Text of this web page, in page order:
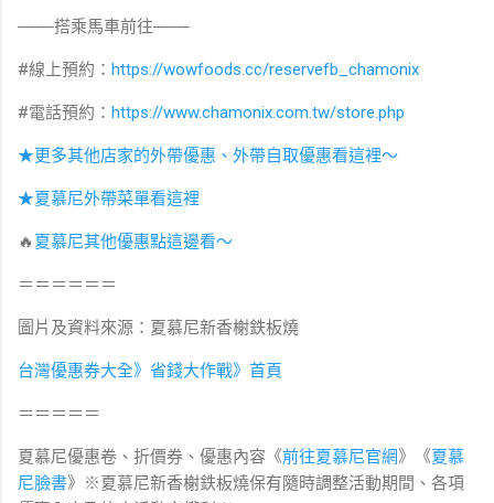
───搭乘馬車前往───
#線上預約： https://wowfoods.cc/reservefb_chamonix
#電話預約： https://www.chamonix.com.tw/store.php
★更多其他店家的外帶優惠、外帶自取優惠看這裡～
★夏慕尼外帶菜單看這裡
🔥夏慕尼其他優惠點這邊看～
＝＝＝＝＝＝
圖片及資料來源：夏慕尼新香榭鉄板燒
台灣優惠券大全》省錢大作戰》首頁
＝＝＝＝＝
夏慕尼優惠卷、折價券、優惠內容《前往夏慕尼官網》《夏慕
尼臉書》※夏慕尼新香榭鉄板燒保有隨時調整活動期間、各項